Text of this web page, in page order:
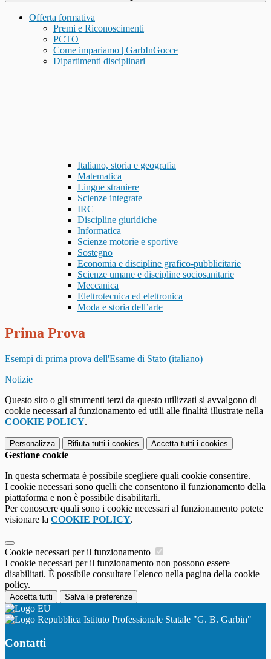
Offerta formativa
Premi e Riconoscimenti
PCTO
Come impariamo | GarbInGocce
Dipartimenti disciplinari
Italiano, storia e geografia
Matematica
Lingue straniere
Scienze integrate
IRC
Discipline giuridiche
Informatica
Scienze motorie e sportive
Sostegno
Economia e discipline grafico-pubblicitarie
Scienze umane e discipline sociosanitarie
Meccanica
Elettrotecnica ed elettronica
Moda e storia dell’arte
Prima Prova
Esempi di prima prova dell'Esame di Stato (italiano)
Notizie
Questo sito o gli strumenti terzi da questo utilizzati si avvalgono di
cookie necessari al funzionamento ed utili alle finalità illustrate nella
COOKIE POLICY.
Personalizza Rifiuta tutti i cookies Accetta tutti i cookies
Gestione cookie
In questa schermata è possibile scegliere quali cookie consentire.
I cookie necessari sono quelli che consentono il funzionamento della
piattaforma e non è possibile disabilitarli.
Per conoscere quali sono i cookie necessari al funzionamento potete
visionare la COOKIE POLICY.
Cookie necessari per il funzionamento
I cookie necessari per il funzionamento non possono essere
disabilitati. È possibile consultare l'elenco nella pagina della cookie
policy.
Accetta tutti Salva le preferenze
Istituto Professionale Statale "G. B. Garbin"
Contatti